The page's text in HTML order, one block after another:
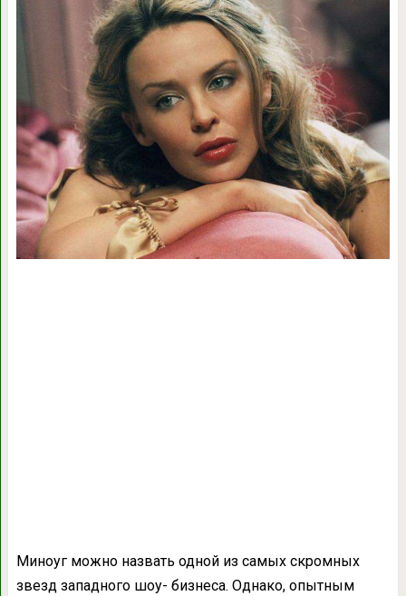
Миноуг можно назвать одной из самых скромных
звезд западного шоу- бизнеса. Однако, опытным